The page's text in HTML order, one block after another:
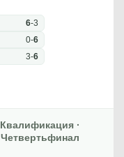
6-3
0-6
3-6
Квалификация ·
Четвертьфинал